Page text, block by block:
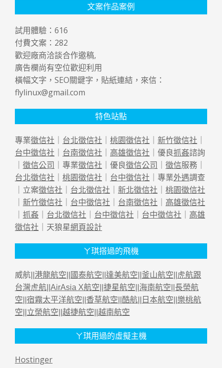
文案作品案例
試用體驗： 616
付費文案： 282
歡迎廠商洽談合作邀稿,
廣告欄尚有空位歡迎利用
橫幅文字，SEO關鍵字，貼紙連結，來信：
flylinux@gmail.com
特色站點
專業徵信社 ｜ 台北徵信社 ｜ 桃園徵信社 ｜ 新竹徵信社 ｜
台中徵信社 ｜ 台南徵信社 ｜ 高雄徵信社 ｜優良抓姦諮詢
｜ 徵信公司 ｜專業徵信社 ｜優良徵信公司 ｜ 徵信服務｜
台北徵信社 ｜ 桃園徵信社 ｜ 台中徵信社 ｜專業外遇調查
｜立案徵信社 ｜ 台北徵信社 ｜ 新北徵信社 ｜ 桃園徵信社
｜ 新竹徵信社 ｜ 台中徵信社 ｜ 台南徵信社 ｜ 高雄徵信社
｜ 抓姦 ｜ 台北徵信社 ｜ 台中徵信社 ｜ 台中徵信社 ｜ 高雄
徵信社 ｜天狼星網頁設計
ㄚ琪搭過的飛機
威航|| 港龍航空 國泰航空 達美航空 釜山航空
虎航跟
台灣虎航 AirAsia X航空 捷星航空 海南航空 長榮航
空 宿霧太平洋航空 香草航空 酷航 日本航空 樂桃航
空 立榮航空 越捷航空 越南航空
ㄚ琪用過的虛擬主機
Hostinger